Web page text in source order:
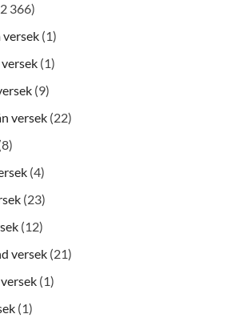
366)
(1)
(1)
(9)
versek (22)
(4)
(23)
(12)
versek (21)
(1)
(1)